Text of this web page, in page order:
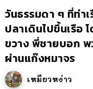
วันธรรมดา ๆ ที่ท่า
ปลาเดินไปขึ้นเรือ
ขวาง พี่ชายบอก พ
ผ่านแก๊งหมาจร
เหมียวหง่าว